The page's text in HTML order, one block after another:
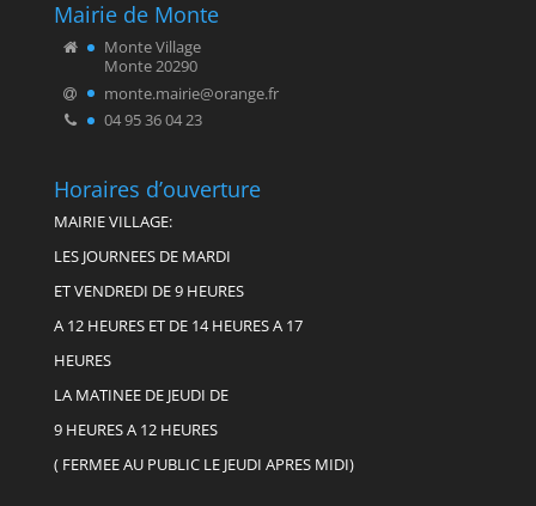
Mairie de Monte
Monte Village
Monte 20290
monte.mairie@orange.fr
04 95 36 04 23
Horaires d’ouverture
MAIRIE VILLAGE:
LES JOURNEES DE MARDI
ET VENDREDI DE 9 HEURES
A 12 HEURES ET DE 14 HEURES A 17
HEURES
LA MATINEE DE JEUDI DE
9 HEURES A 12 HEURES
( FERMEE AU PUBLIC LE JEUDI APRES MIDI)